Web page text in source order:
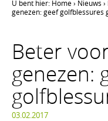
U bent hier: Home› Nieuws ›
genezen: geef golfblessures
Beter
genezen:
03.02.2017